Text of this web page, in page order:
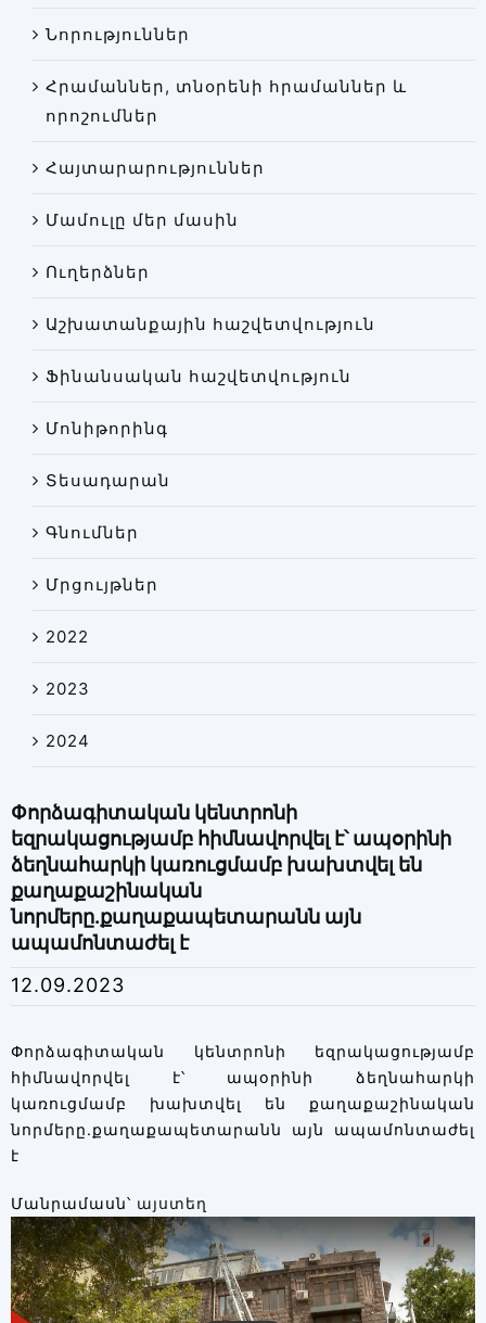
Գրադարան
Նորություններ
Հրամաններ, տնօրենի հրամաններ և
որոշումներ
Հայտարարություններ
Մամուլը մեր մասին
Ուղերձներ
Աշխատանքային հաշվետվություն
Ֆինանսական հաշվետվություն
Մոնիթորինգ
Տեսադարան
Գնումներ
Մրցույթներ
2022
2023
2024
Փորձագիտական կենտրոնի
եզրակացությամբ հիմնավորվել է՝ ապօրինի
ձեղնահարկի կառուցմամբ խախտվել են
քաղաքաշինական
նորմերը.քաղաքապետարանն այն
ապամոնտաժել է
12.09.2023
Փորձագիտական կենտրոնի եզրակացությամբ
հիմնավորվել է՝ ապօրինի ձեղնահարկի
կառուցմամբ խախտվել են քաղաքաշինական
նորմերը.քաղաքապետարանն այն ապամոնտաժել
է
Մանրամասն՝ այստեղ